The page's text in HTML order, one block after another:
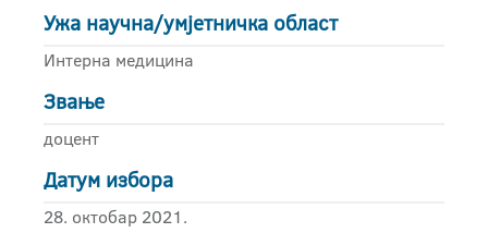
Ужа научна/умјетничка област
Интерна медицина
Звање
доцент
Датум избора
28. октобар 2021.